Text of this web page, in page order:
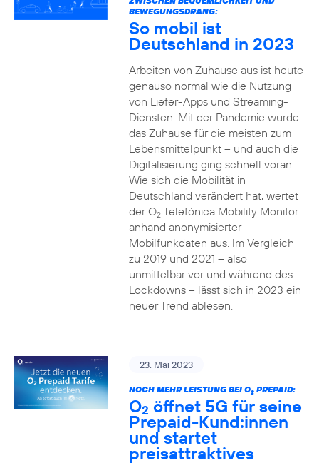
BEWEGUNGSDRANG:
So mobil ist
Deutschland in 2023
Arbeiten von Zuhause aus ist heute
genauso normal wie die Nutzung
von Liefer-Apps und Streaming-
Diensten. Mit der Pandemie wurde
das Zuhause für die meisten zum
Lebensmittelpunkt – und auch die
Digitalisierung ging schnell voran.
Wie sich die Mobilität in
Deutschland verändert hat, wertet
der O2Telefónica Mobility Monitor
anhand anonymisierter
Mobilfunkdaten aus. Im Vergleich
zu 2019 und 2021 – also
unmittelbar vor und während des
Lockdowns – lässt sich in 2023 ein
neuer Trend ablesen.
23. Mai 2023
NOCH MEHR LEISTUNG BEI O2PREPAID:
O2 öffnet 5G für seine
Prepaid-Kund:innen
und startet
preisattraktives